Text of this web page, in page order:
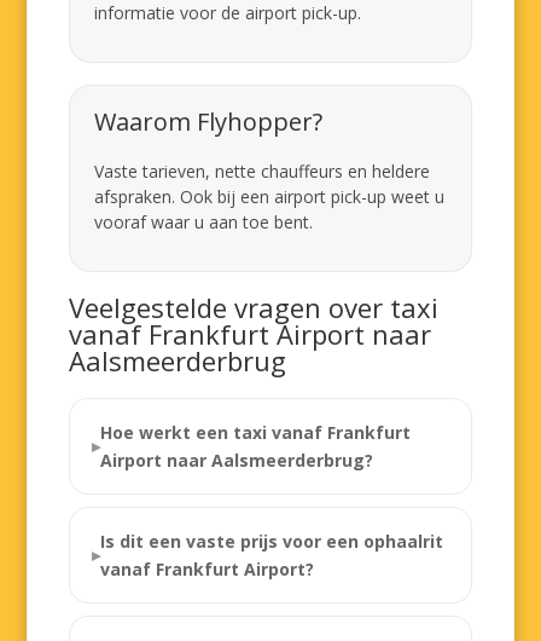
informatie voor de airport pick-up.
Waarom Flyhopper?
Vaste tarieven, nette chauffeurs en heldere
afspraken. Ook bij een airport pick-up weet u
vooraf waar u aan toe bent.
Veelgestelde vragen over taxi
vanaf Frankfurt Airport naar
Aalsmeerderbrug
Hoe werkt een taxi vanaf Frankfurt
Airport naar Aalsmeerderbrug?
Is dit een vaste prijs voor een ophaalrit
vanaf Frankfurt Airport?